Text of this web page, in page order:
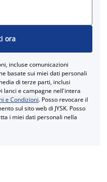
ora
incluse comunicazioni
basate sui miei dati personali
di terze parti, inclusi
lanci e campagne nell'intera
e Condizioni. Posso revocare il
sul sito web di JYSK. Posso
i miei dati personali nella